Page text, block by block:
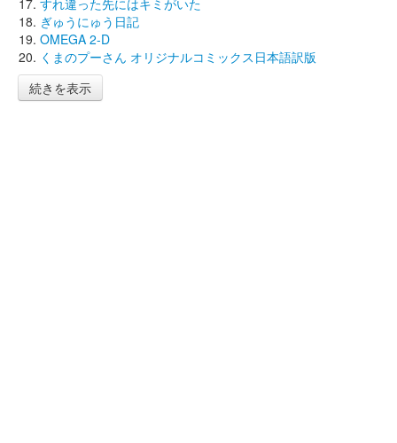
ぎゅうにゅう日記
OMEGA 2-D
くまのプーさん オリジナルコミックス日本語訳版
続きを表示